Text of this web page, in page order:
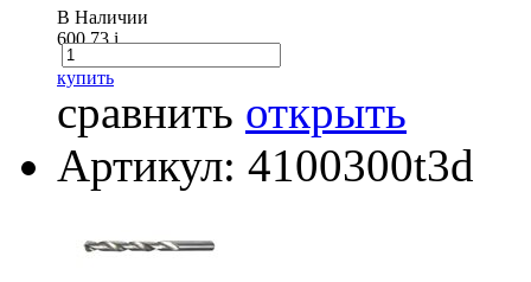
В Наличии
600.73i
купить
сравнить открыть
Артикул: 4100300t3d